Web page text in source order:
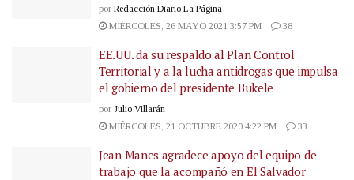
por Redacción Diario La Página
MIÉRCOLES, 26 MAYO 2021 3:57 PM
38
EE.UU. da su respaldo al Plan Control
Territorial y a la lucha antidrogas que impulsa
el gobierno del presidente Bukele
por Julio Villarán
MIÉRCOLES, 21 OCTUBRE 2020 4:22 PM
33
Jean Manes agradece apoyo del equipo de
trabajo que la acompañó en El Salvador